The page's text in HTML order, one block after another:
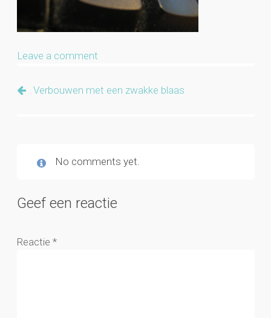
Leave a comment
Verbouwen met een zwakke blaas
No comments yet.
Geef een reactie
Reactie *